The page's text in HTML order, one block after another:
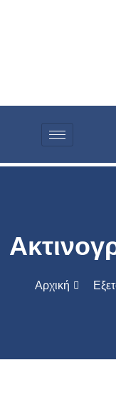
Αρχική